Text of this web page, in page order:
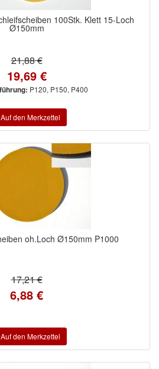
100Stk. Klett 15-Loch
Ø150mm
21,88 €
19,69 €
P120, P150, P400
oh.Loch Ø150mm P1000
17,21 €
6,88 €